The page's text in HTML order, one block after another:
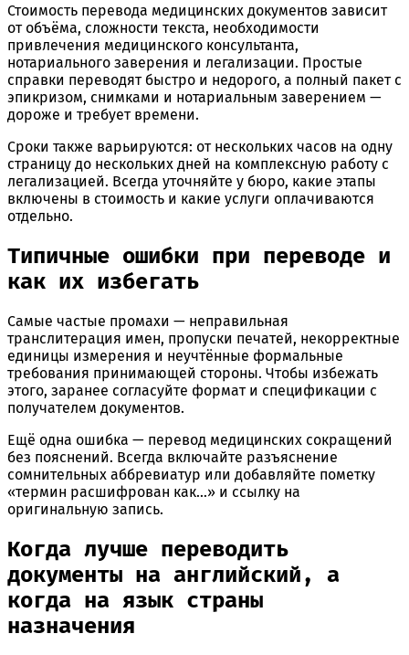
Стоимость перевода медицинских документов зависит
от объёма, сложности текста, необходимости
привлечения медицинского консультанта,
нотариального заверения и легализации. Простые
справки переводят быстро и недорого, а полный пакет с
эпикризом, снимками и нотариальным заверением —
дороже и требует времени.
Сроки также варьируются: от нескольких часов на одну
страницу до нескольких дней на комплексную работу с
легализацией. Всегда уточняйте у бюро, какие этапы
включены в стоимость и какие услуги оплачиваются
отдельно.
Типичные ошибки при переводе и
как их избегать
Самые частые промахи — неправильная
транслитерация имен, пропуски печатей, некорректные
единицы измерения и неучтённые формальные
требования принимающей стороны. Чтобы избежать
этого, заранее согласуйте формат и спецификации с
получателем документов.
Ещё одна ошибка — перевод медицинских сокращений
без пояснений. Всегда включайте разъяснение
сомнительных аббревиатур или добавляйте пометку
«термин расшифрован как…» и ссылку на
оригинальную запись.
Когда лучше переводить
документы на английский, а
когда на язык страны
назначения